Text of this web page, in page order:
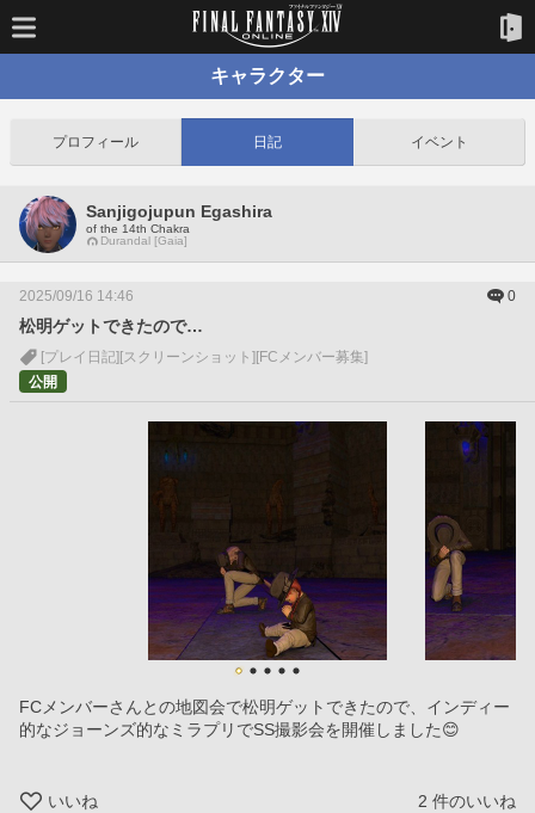
キャラクター
プロフィール 日記 イベント
Sanjigojupun Egashira
of the 14th Chakra
Durandal [Gaia]
2025/09/16 14:46 0
松明ゲットできたので…
[プレイ日記] [スクリーンショット] [FCメンバー募集]
公開
FCメンバーさんとの地図会で松明ゲットできたので、インディー
的なジョーンズ的なミラプリでSS撮影会を開催しました😊
いいね 2 件のいいね